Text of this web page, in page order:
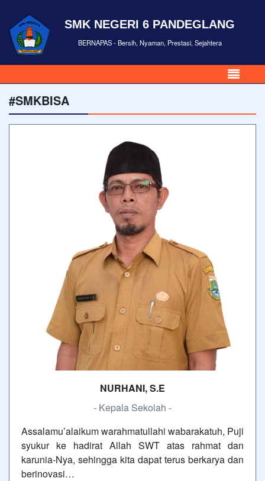
SMK NEGERI 6 PANDEGLANG
BERNAPAS - Bersih, Nyaman, Prestasi, Sejahtera
#SMKBISA
NURHANI, S.E
- Kepala Sekolah -
Assalamu’alaikum warahmatullahi wabarakatuh, Puji
syukur ke hadirat Allah SWT atas rahmat dan
karunia-Nya, sehingga kita dapat terus berkarya dan
berinovasi…